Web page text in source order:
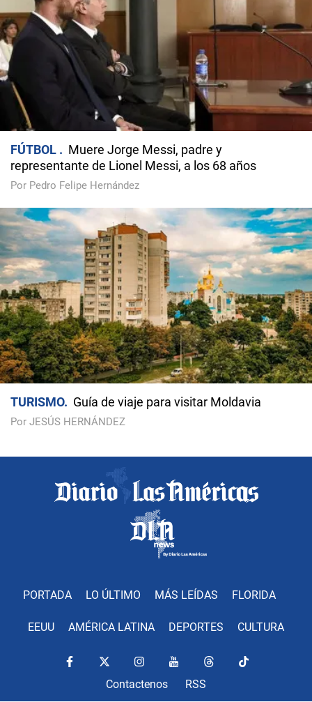
FÚTBOL
Muere Jorge Messi, padre y
representante de Lionel Messi, a los 68 años
Por Pedro Felipe Hernández
TURISMO Guía de viaje para visitar Moldavia
Por JESÚS HERNÁNDEZ
PORTADA LO ÚLTIMO MÁS LEÍDAS FLORIDA
EEUU AMÉRICA LATINA DEPORTES CULTURA
Contactenos RSS